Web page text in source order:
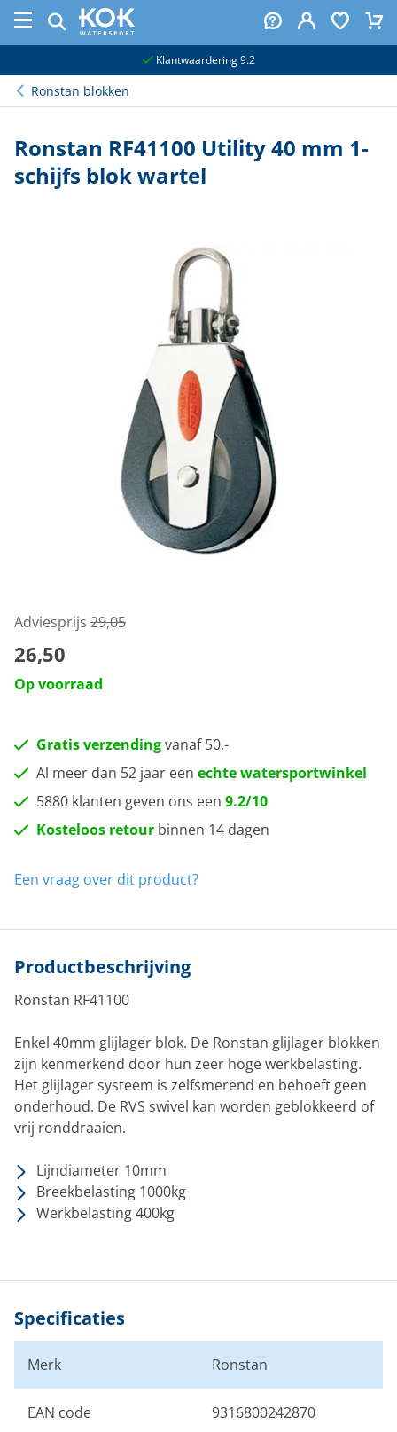
Klantwaardering 9.2
Ronstan blokken
Ronstan RF41100 Utility 40 mm 1-
schijfs blok wartel
Adviesprijs 29,05
26,50
Op voorraad
Gratis verzendingvanaf 50,-
Al meer dan 52 jaar een echte watersportwinkel
5880 klanten geven ons een 9.2/10
Kosteloos retour binnen 14 dagen
Een vraag over dit product?
Productbeschrijving
Ronstan RF41100
Enkel 40mm glijlager blok. De Ronstan glijlager blokken
zijn kenmerkend door hun zeer hoge werkbelasting.
Het glijlager systeem is zelfsmerend en behoeft geen
onderhoud. De RVS swivel kan worden geblokkeerd of
vrij ronddraaien.
Lijndiameter 10mm
Breekbelasting 1000kg
Werkbelasting 400kg
Specificaties
Merk Ronstan
EAN code 9316800242870